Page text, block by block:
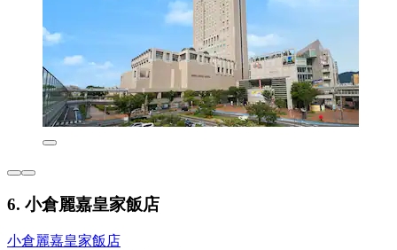
6. 小倉麗嘉皇家飯店
小倉麗嘉皇家飯店